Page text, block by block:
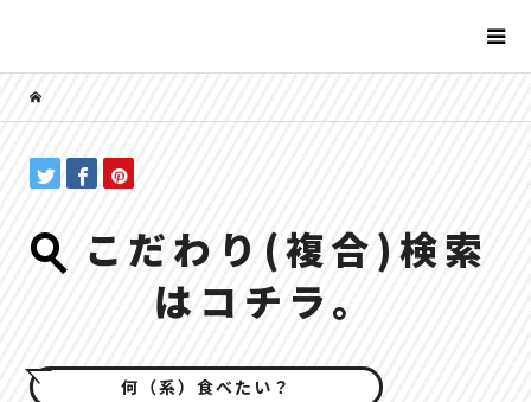
こだわり(複合)検索
はコチラ。
何（系）食べたい？